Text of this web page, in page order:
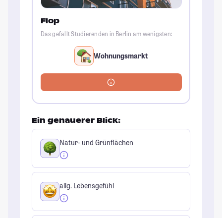
Flop
Das gefällt Studierenden in Berlin am wenigsten:
Wohnungsmarkt
Ein genauerer Blick:
Natur- und Grünflächen
allg. Lebensgefühl